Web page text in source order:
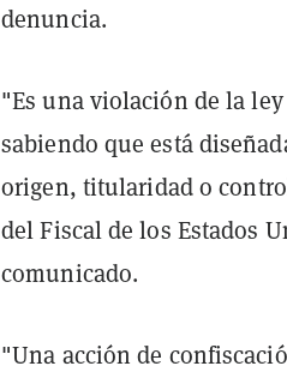
denuncia.
"Es una violación de la
sabiendo que está
origen, titularidad o
del Fiscal de los Estados
comunicado.
"Una acción de